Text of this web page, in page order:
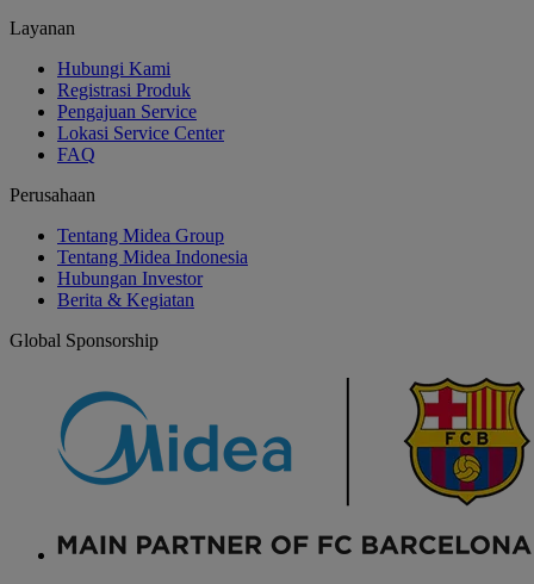
Layanan
Hubungi Kami
Registrasi Produk
Pengajuan Service
Lokasi Service Center
FAQ
Perusahaan
Tentang Midea Group
Tentang Midea Indonesia
Hubungan Investor
Berita & Kegiatan
Global Sponsorship